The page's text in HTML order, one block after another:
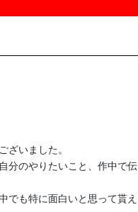
ざいました。
分のやりたいこと、作中で伝
も特に面白いと思って貰え